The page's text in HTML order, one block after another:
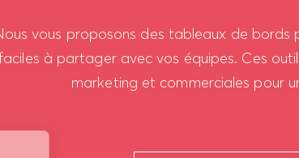
vous proposons des tableaux de
faciles à partager avec vos équipes. Ces
marketing et commerciales pour